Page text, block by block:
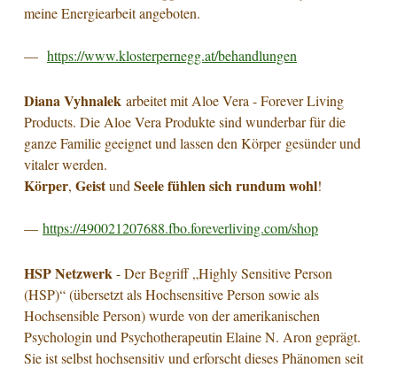
meine Energiearbeit angeboten.
— https://www.klosterpernegg.at/behandlungen
Diana Vyhnalek arbeitet mit Aloe Vera - Forever Living
Products. Die Aloe Vera Produkte sind wunderbar für die
ganze Familie geeignet und lassen den Körper gesünder und
vitaler werden.
Körper, Geistund Seele fühlen sich rundum wohl!
— https://490021207688.fbo.foreverliving.com/shop
HSP Netzwerk- Der Begriff „Highly Sensitive Person
(HSP)“ (übersetzt als Hochsensitive Person sowie als
Hochsensible Person) wurde von der amerikanischen
Psychologin und Psychotherapeutin Elaine N. Aron geprägt.
Sie ist selbst hochsensitiv und erforscht dieses Phänomen seit